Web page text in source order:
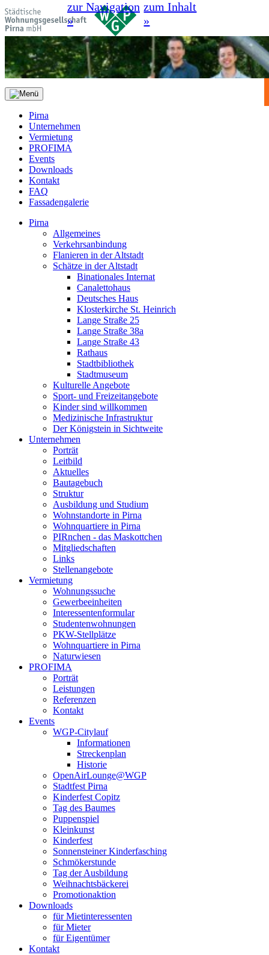
zur Navigation
»
zum Inhalt
»
Pirna
Unternehmen
Vermietung
PROFIMA
Events
Downloads
Kontakt
FAQ
Fassadengalerie
Pirna
Allgemeines
Verkehrsanbindung
Flanieren in der Altstadt
Schätze in der Altstadt
Binationales Internat
Canalettohaus
Deutsches Haus
Klosterkirche St. Heinrich
Lange Straße 25
Lange Straße 38a
Lange Straße 43
Rathaus
Stadtbibliothek
Stadtmuseum
Kulturelle Angebote
Sport- und Freizeitangebote
Kinder sind willkommen
Medizinische Infrastruktur
Der Königstein in Sichtweite
Unternehmen
Porträt
Leitbild
Aktuelles
Bautagebuch
Struktur
Ausbildung und Studium
Wohnstandorte in Pirna
Wohnquartiere in Pirna
PIRnchen - das Maskottchen
Mitgliedschaften
Links
Stellenangebote
Vermietung
Wohnungssuche
Gewerbeeinheiten
Interessentenformular
Studentenwohnungen
PKW-Stellplätze
Wohnquartiere in Pirna
Naturwiesen
PROFIMA
Porträt
Leistungen
Referenzen
Kontakt
Events
WGP-Citylauf
Informationen
Streckenplan
Historie
OpenAirLounge@WGP
Stadtfest Pirna
Kinderfest Copitz
Tag des Baumes
Puppenspiel
Kleinkunst
Kinderfest
Sonnensteiner Kinderfasching
Schmökerstunde
Tag der Ausbildung
Weihnachtsbäckerei
Promotionaktion
Downloads
für Mietinteressenten
für Mieter
für Eigentümer
Kontakt